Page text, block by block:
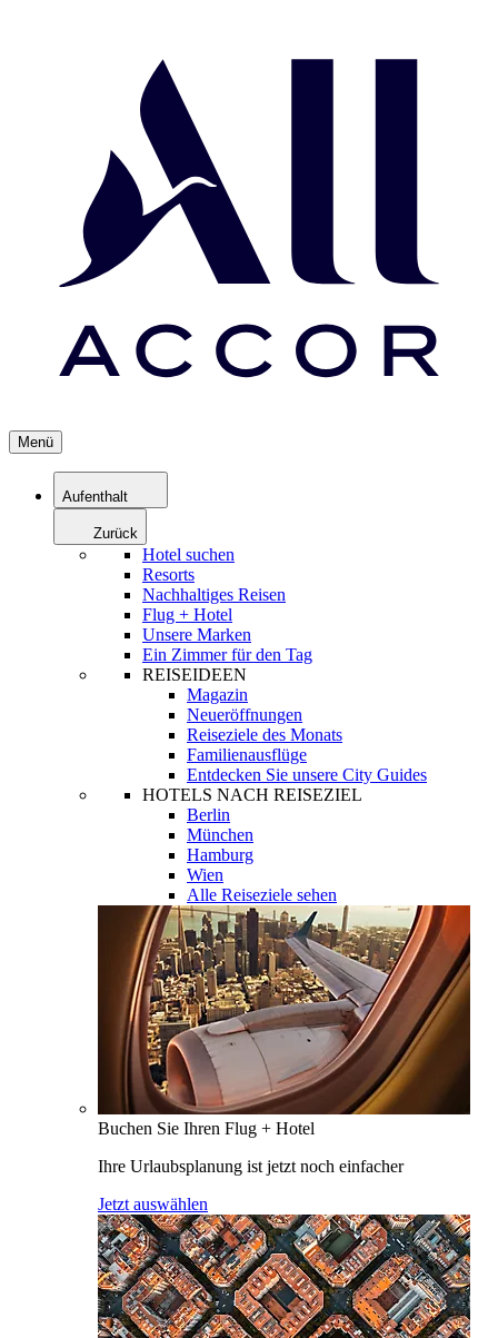
Menü
Aufenthalt
Zurück
Hotel suchen
Resorts
Nachhaltiges Reisen
Flug + Hotel
Unsere Marken
Ein Zimmer für den Tag
REISEIDEEN
Magazin
Neueröffnungen
Reiseziele des Monats
Familienausflüge
Entdecken Sie unsere City Guides
HOTELS NACH REISEZIEL
Berlin
München
Hamburg
Wien
Alle Reiseziele sehen
Buchen Sie Ihren Flug + Hotel
Ihre Urlaubsplanung ist jetzt noch einfacher
Jetzt auswählen